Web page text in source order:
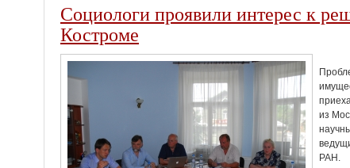
Социологи проявили интерес к
Костроме
из
РАН .